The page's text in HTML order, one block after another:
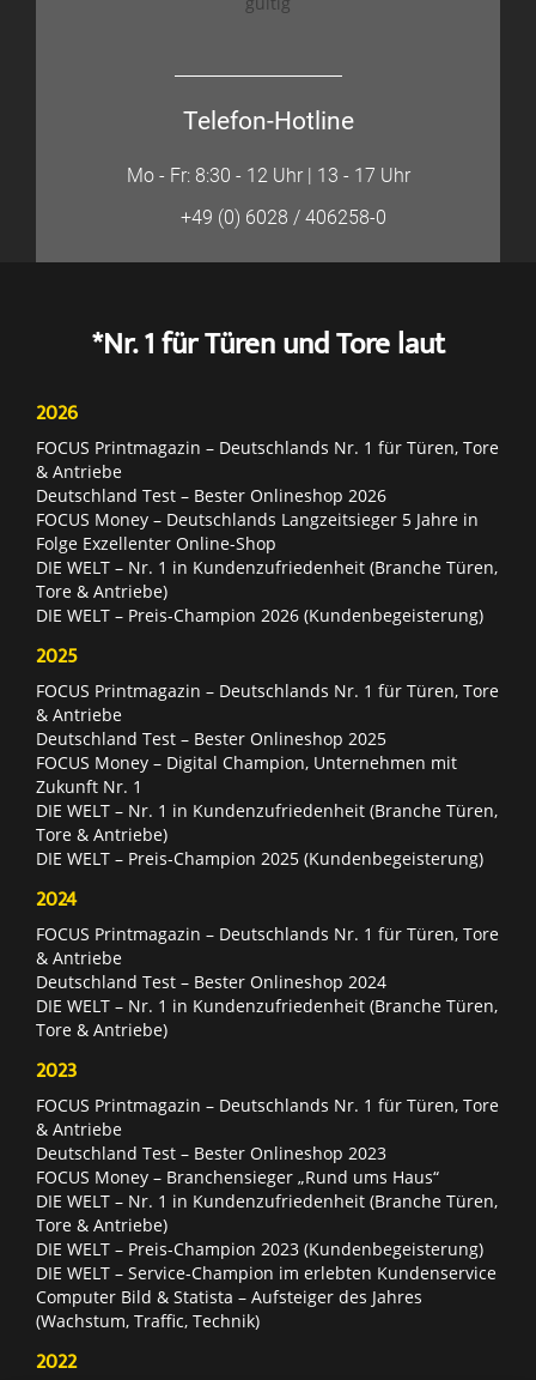
Telefon-Hotline
Mo - Fr: 8:30 - 12 Uhr | 13 - 17 Uhr
+49 (0) 6028 / 406258-0
*Nr. 1 für Türen und Tore laut
2026
FOCUS Printmagazin – Deutschlands Nr. 1 für Türen, Tore
& Antriebe
Deutschland Test – Bester Onlineshop 2026
FOCUS Money – Deutschlands Langzeitsieger 5 Jahre in
Folge Exzellenter Online-Shop
DIE WELT – Nr. 1 in Kundenzufriedenheit (Branche Türen,
Tore & Antriebe)
DIE WELT – Preis-Champion 2026 (Kundenbegeisterung)
2025
FOCUS Printmagazin – Deutschlands Nr. 1 für Türen, Tore
& Antriebe
Deutschland Test – Bester Onlineshop 2025
FOCUS Money – Digital Champion, Unternehmen mit
Zukunft Nr. 1
DIE WELT – Nr. 1 in Kundenzufriedenheit (Branche Türen,
Tore & Antriebe)
DIE WELT – Preis-Champion 2025 (Kundenbegeisterung)
2024
FOCUS Printmagazin – Deutschlands Nr. 1 für Türen, Tore
& Antriebe
Deutschland Test – Bester Onlineshop 2024
DIE WELT – Nr. 1 in Kundenzufriedenheit (Branche Türen,
Tore & Antriebe)
2023
FOCUS Printmagazin – Deutschlands Nr. 1 für Türen, Tore
& Antriebe
Deutschland Test – Bester Onlineshop 2023
FOCUS Money – Branchensieger „Rund ums Haus“
DIE WELT – Nr. 1 in Kundenzufriedenheit (Branche Türen,
Tore & Antriebe)
DIE WELT – Preis-Champion 2023 (Kundenbegeisterung)
DIE WELT – Service-Champion im erlebten Kundenservice
Computer Bild & Statista – Aufsteiger des Jahres
(Wachstum, Traffic, Technik)
2022